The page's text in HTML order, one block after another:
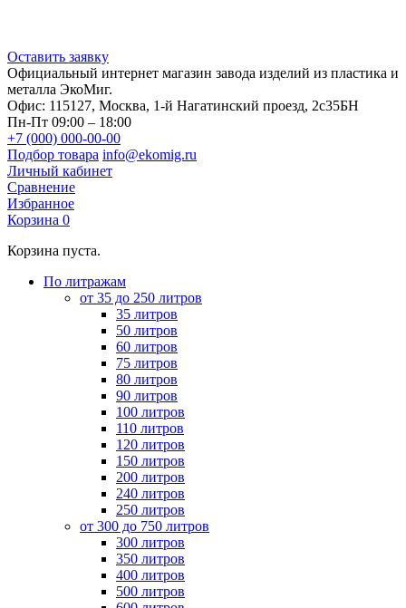
Оставить заявку
Официальный интернет магазин завода изделий из пластика и
металла ЭкоМиг.
Офис: 115127, Москва, 1-й Нагатинский проезд, 2с35БН
Пн-Пт 09:00 – 18:00
+7 (000) 000-00-00
Подбор товара info@ekomig.ru
Личный кабинет
Сравнение
Избранное
Корзина 0
Корзина пуста.
По литражам
от 35 до 250 литров
35 литров
50 литров
60 литров
75 литров
80 литров
90 литров
100 литров
110 литров
120 литров
150 литров
200 литров
240 литров
250 литров
от 300 до 750 литров
300 литров
350 литров
400 литров
500 литров